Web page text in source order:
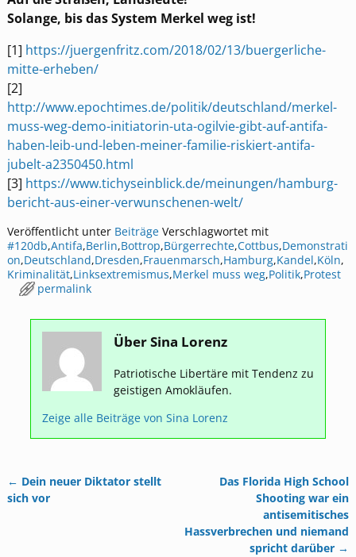
Solange, bis das System Merkel weg ist!
[1] https://juergenfritz.com/2018/02/13/buergerliche-
mitte-erheben/
[2]
http://www.epochtimes.de/politik/deutschland/merkel-
muss-weg-demo-initiatorin-uta-ogilvie-gibt-auf-antifa-
haben-leib-und-leben-meiner-familie-riskiert-antifa-
jubelt-a2350450.html
[3] https://www.tichyseinblick.de/meinungen/hamburg-
bericht-aus-einer-verwunschenen-welt/
Veröffentlicht unter Beiträge Verschlagwortet mit
#120db,Antifa,Berlin,Bottrop,Bürgerrechte,Cottbus,Demonstrati
on,Deutschland,Dresden,Frauenmarsch,Hamburg,Kandel,Köln,
Kriminalität,Linksextremismus,Merkel muss weg,Politik,Protest
permalink
Über Sina Lorenz
Patriotische Libertäre mit Tendenz zu
geistigen Amokläufen.
Zeige alle Beiträge vonSina Lorenz
Artikelnavigation
← Dein neuer Diktator stellt
sich vor
Das Florida High School
Shooting war ein
antisemitisches
Hassverbrechen und niemand
spricht darüber →